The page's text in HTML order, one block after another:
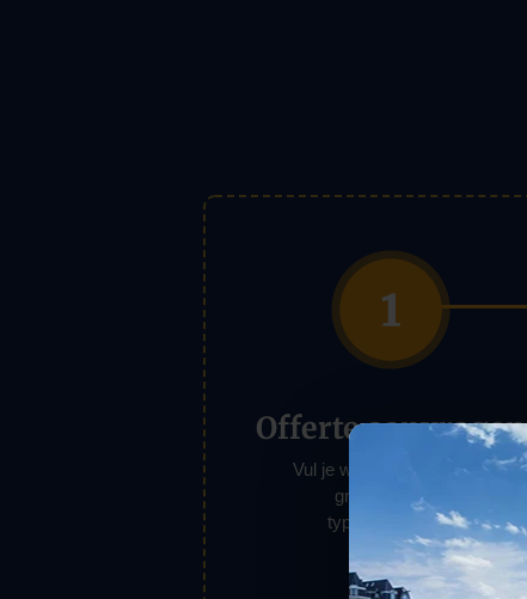
Offerte aanvragen
Vul je wensen in - datum,
groepsgrootte,
type evenement
2 min